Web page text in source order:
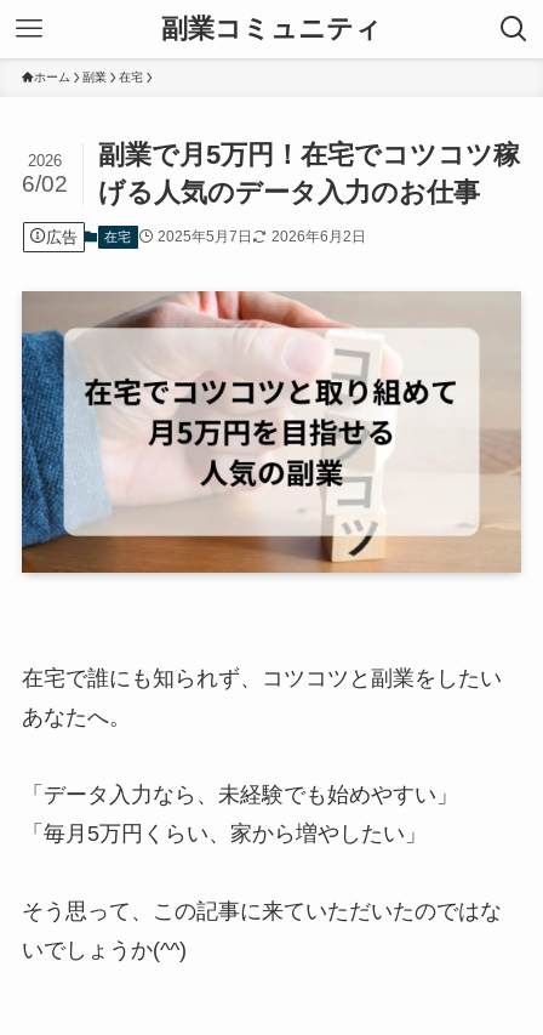
副業コミュニティ
ホーム 副業 在宅
副業で月5万円！在宅でコツコツ稼
げる人気のデータ入力のお仕事
2026
6/02
広告 在宅 2025年5月7日 2026年6月2日
在宅で誰にも知られず、コツコツと副業をしたい
あなたへ。
「データ入力なら、未経験でも始めやすい」
「毎月5万円くらい、家から増やしたい」
そう思って、この記事に来ていただいたのではな
いでしょうか(^^)